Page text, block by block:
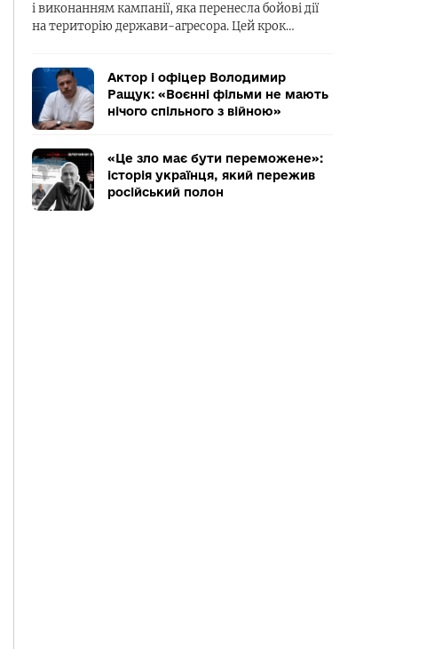
і виконанням кампанії, яка перенесла бойові дії
на територію держави-агресора. Цей крок…
Актор і офіцер Володимир
Ращук: «Воєнні фільми не мають
нічого спільного з війною»
«Це зло має бути переможене»:
історія українця, який пережив
російський полон